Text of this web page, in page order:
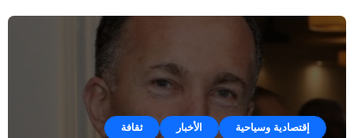
إقتصادية وسياحية الأخبار ثقافة